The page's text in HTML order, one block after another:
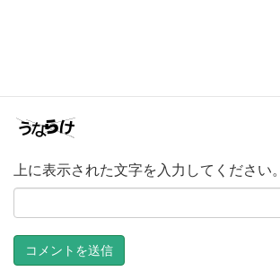
上に表示された文字を入力してください。